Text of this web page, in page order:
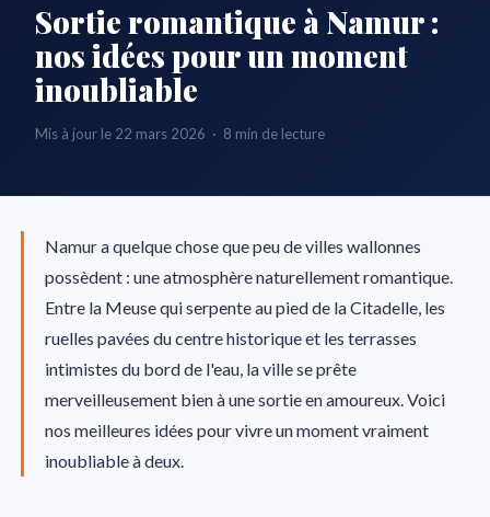
Sortie romantique à Namur :
nos idées pour un moment
inoubliable
Mis à jour le 22 mars 2026 · 8 min de lecture
Namur a quelque chose que peu de villes wallonnes
possèdent : une atmosphère naturellement romantique.
Entre la Meuse qui serpente au pied de la Citadelle, les
ruelles pavées du centre historique et les terrasses
intimistes du bord de l'eau, la ville se prête
merveilleusement bien à une sortie en amoureux. Voici
nos meilleures idées pour vivre un moment vraiment
inoubliable à deux.